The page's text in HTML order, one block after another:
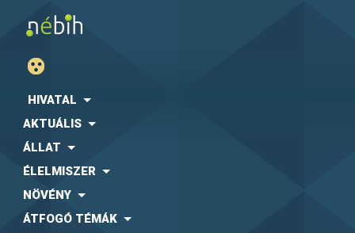
HIVATAL
AKTUÁLIS
ÁLLAT
ÉLELMISZER
NÖVÉNY
ÁTFOGÓ TÉMÁK